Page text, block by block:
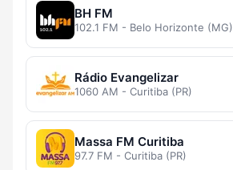
BH FM
102.1 FM - Belo Horizonte (MG)
Rádio Evangelizar
1060 AM - Curitiba (PR)
Massa FM Curitiba
97.7 FM - Curitiba (PR)